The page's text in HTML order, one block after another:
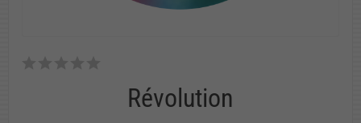
Révolution